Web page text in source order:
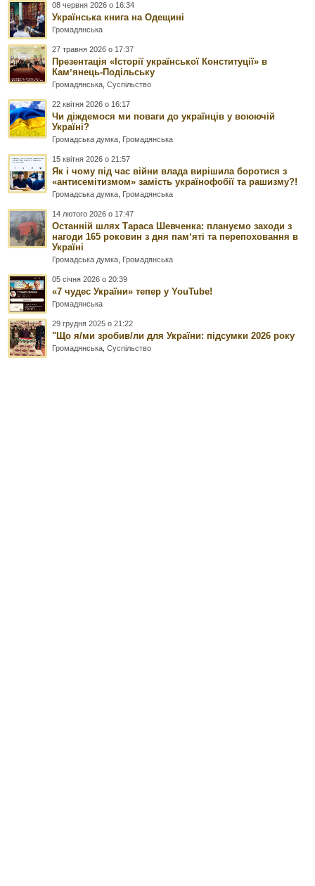
08 червня 2026 о 16:34
Українська книга на Одещині
Громадянська
27 травня 2026 о 17:37
Презентація «Історії української Конституції» в
Камʼянець-Подільську
Громадянська ,Суспільство
22 квітня 2026 о 16:17
Чи діждемося ми поваги до українців у воюючій
Україні?
Громадська думка Громадянська
15 квітня 2026 о 21:57
Як і чому під час війни влада вирішила боротися з
«антисемітизмом» замість українофобії та рашизму?!
Громадська думка Громадянська
14 лютого 2026 о 17:47
Останній шлях Тараса Шевченка: плануємо заходи з
нагоди 165 роковин з дня памʼяті та перепоховання в
Україні
Громадська думка Громадянська
05 січня 2026 о 20:39
«7 чудес України» тепер у YouTube!
Громадянська
29 грудня 2025 о 21:22
"Що я/ми зробив/ли для України: підсумки 2026 року
Громадянська ,Суспільство